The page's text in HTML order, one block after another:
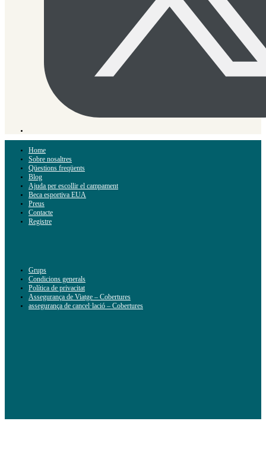
Home
Sobre nosaltres
Qüestions freqüents
Blog
Ajuda per escollir el campament
Beca esportiva EUA
Preus
Contacte
Registre
Grups
Condicions generals
Política de privacitat
Assegurança de Viatge – Cobertures
assegurança de cancel·lació – Cobertures